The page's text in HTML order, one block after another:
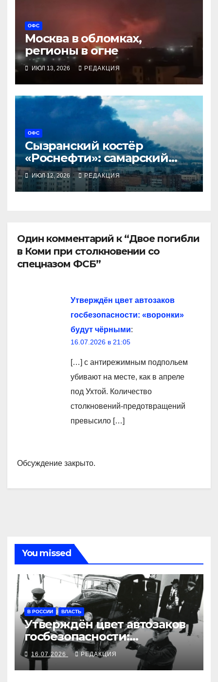
ОФС
Москва в обломках,
регионы в огне
ИЮЛ 13, 2026 РЕДАКЦИЯ
ОФС
Сызранский костёр
«Роснефти»: самарский
губернатор «забыл»
название горящего завода
ИЮЛ 12, 2026 РЕДАКЦИЯ
Один комментарий к “Двое погибли
в Коми при столкновении со
спецназом ФСБ”
Утверждён цвет автозаков
госбезопасности: «воронки»
будут чёрными:
16.07.2026 в 21:05
[…] с антирежимным подпольем
убивают на месте, как в апреле
под Ухтой. Количество
столкновений-предотвращений
превысило […]
Обсуждение закрыто.
You missed
В РОССИИ ВЛАСТЬ
Утверждён цвет автозаков
госбезопасности:
«воронки» будут чёрными
16.07.2026 РЕДАКЦИЯ